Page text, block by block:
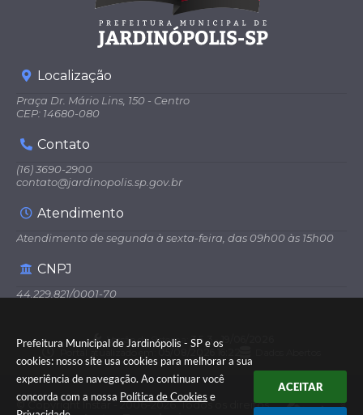
Prefeitura Municipal de Jardinópolis - SP e os
cookies: nosso site usa cookies para melhorar a sua
experiência de navegação. Ao continuar você
concorda com a nossa Política de Cookies e
ACEITAR
Localização
Praça Dr. Mário Lins, 150 - Centro
CEP: 14680-080
Contato
(16) 3690-2900
contato@jardinopolis.sp.gov.br
Atendimento
Atendimento de segunda à sexta-feira, das 09h00 às 15h00
CNPJ
44.229.821/0001-70
Versão do Sistema: 3.5.3 - 19/06/2026
Portal atualizado em:
05/08/2026 16:22
© Copyright Instar - 2006-2026. Todos os direitos